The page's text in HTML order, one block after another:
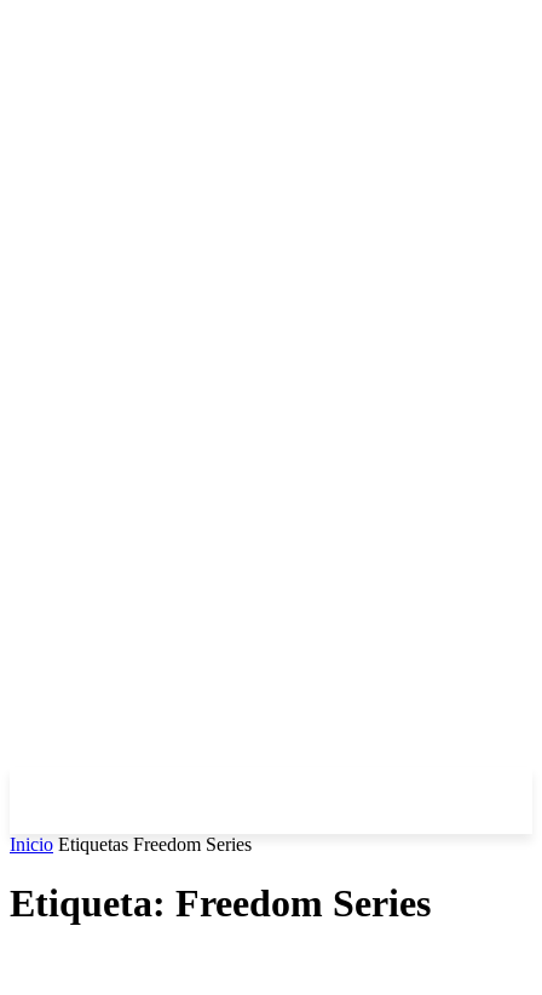
Inicio Etiquetas Freedom Series
Etiqueta: Freedom Series